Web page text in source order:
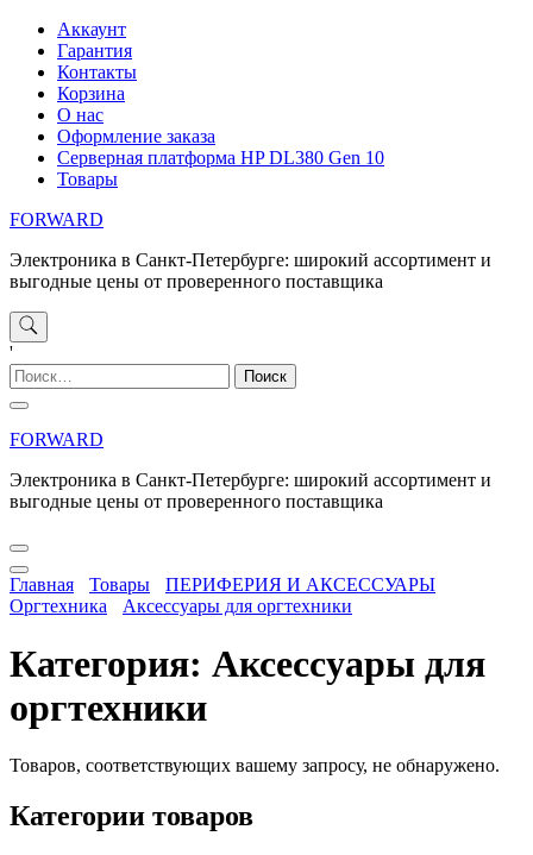
Перейти
содержимому
Аккаунт
Гарантия
Контакты
Корзина
О нас
Оформление заказа
Серверная платформа HP DL380 Gen 10
Товары
FORWARD
Электроника в Санкт-Петербурге: широкий ассортимент и
выгодные цены от проверенного поставщика
'
Найти:
FORWARD
Электроника в Санкт-Петербурге: широкий ассортимент и
выгодные цены от проверенного поставщика
Главная Товары
ПЕРИФЕРИЯ И АКСЕССУАРЫ
Оргтехника
Аксессуары для оргтехники
Категория: Аксессуары для
оргтехники
Товаров, соответствующих вашему запросу, не обнаружено.
Категории товаров